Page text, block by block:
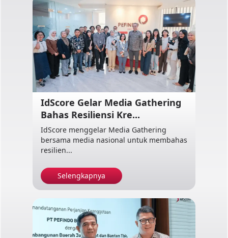
IdScore Gelar Media Gathering
Bahas Resiliensi Kre...
IdScore menggelar Media Gathering
bersama media nasional untuk membahas
resilien...
Selengkapnya